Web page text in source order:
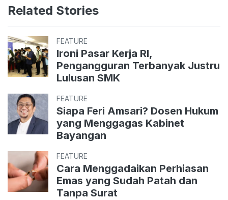
Related Stories
FEATURE
Ironi Pasar Kerja RI,
Pengangguran Terbanyak Justru
Lulusan SMK
FEATURE
Siapa Feri Amsari? Dosen Hukum
yang Menggagas Kabinet
Bayangan
FEATURE
Cara Menggadaikan Perhiasan
Emas yang Sudah Patah dan
Tanpa Surat